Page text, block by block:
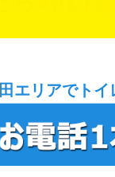
エリアでトイ